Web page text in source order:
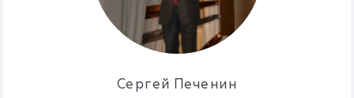
Сергей Печенин